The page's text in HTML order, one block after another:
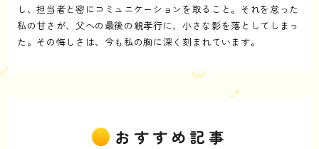
し、担当者と密にコミュニケーションを取ること。それを怠った
私の甘さが、父への最後の親孝行に、小さな影を落としてしまっ
た。その悔しさは、今も私の胸に深く刻まれています。
おすすめ記事